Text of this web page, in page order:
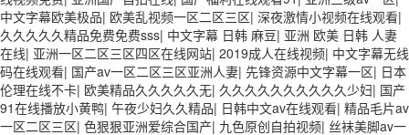
中文字幕欧美极品| 欧美乱视频一区二区三区| 深夜激情小视频在线观看|
久久久久久精品免费免费sss| 中文字幕 日韩 麻豆| 亚洲 欧美 日韩 人妻
在线| 亚洲一区二区三区四区在线网站| 2019成人在线视频| 中文字幕无线
码在线观看| 国产av一区二区三区亚洲人妻| 先锋资源中文字幕一区| 日本
伦理在线不卡| 欧美精品久久久久久无| 久久久久久久久久久久少妇| 国产
91在线播放小黄鸭| 午夜少妇久久精品| 日韩中文av在线观看| 精品毛片av
一区二区三区| 色狠狠亚洲爱综合国产| 九色原创自拍视频| 丝袜美脚av一